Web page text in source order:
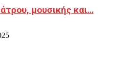
μουσικής και…